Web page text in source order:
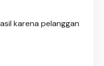
karena pelanggan